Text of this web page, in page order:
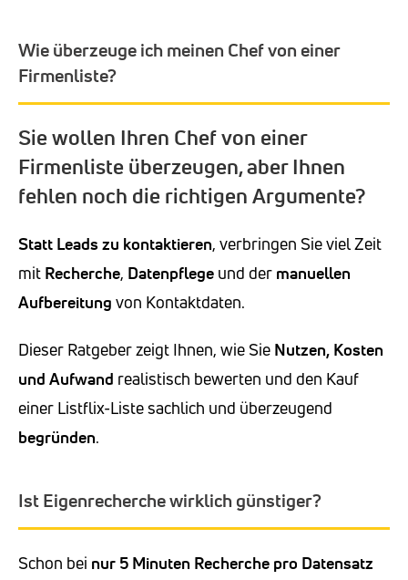
Wie überzeuge ich meinen Chef von einer
Firmenliste?
Sie wollen Ihren Chef von einer
Firmenliste überzeugen, aber Ihnen
fehlen noch die richtigen Argumente?
Statt Leads zu kontaktieren, verbringen Sie viel Zeit
mit Recherche, Datenpflege und der manuellen
Aufbereitung von Kontaktdaten.
Dieser Ratgeber zeigt Ihnen, wie Sie Nutzen, Kosten
und Aufwand realistisch bewerten und den Kauf
einer Listflix-Liste sachlich und überzeugend
begründen.
Ist Eigenrecherche wirklich günstiger?
Schon bei nur 5 Minuten Recherche pro Datensatz